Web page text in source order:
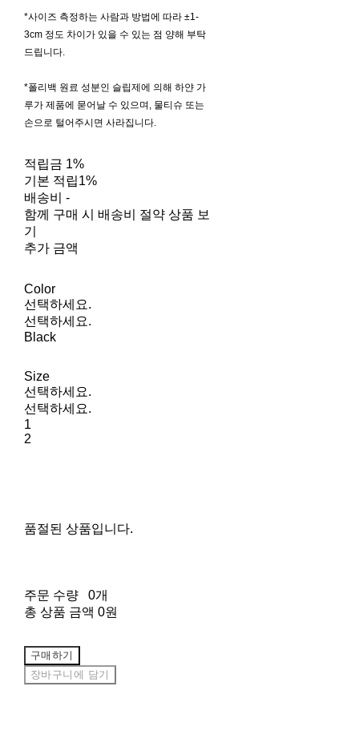
*사이즈 측정하는 사람과 방법에 따라 ±1-
3cm 정도 차이가 있을 수 있는 점 양해 부탁
드립니다.
*폴리백 원료 성분인 슬립제에 의해 하얀 가
루가 제품에 묻어날 수 있으며, 물티슈 또는
손으로 털어주시면 사라집니다.
적립금 1%
기본 적립1%
배송비 -
함께 구매 시 배송비 절약 상품 보
기
추가 금액
Color
선택하세요.
선택하세요.
Black
Size
선택하세요.
선택하세요.
1
2
품절된 상품입니다.
주문 수량
0개
총 상품 금액 0원
구매하기
장바구니에 담기